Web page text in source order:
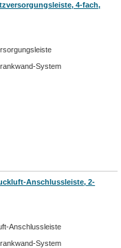
4-fach,
System
Anschlussleiste, 2-
Anschlussleiste
System